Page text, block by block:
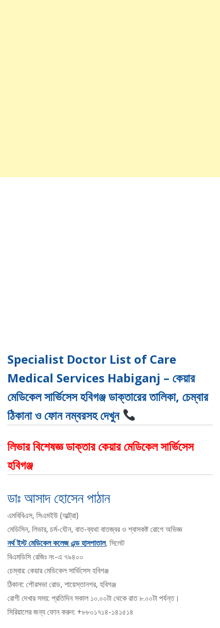
Specialist Doctor List of Care
Medical Services Habiganj – কেয়ার
মেডিকেল সার্ভিসেস হবিগঞ্জ ডাক্তারের তালিকা, চেম্বার
ঠিকানা ও ফোন নম্বরসহ দেখুন
লিভার বিশেষজ্ঞ ডাক্তার কেয়ার মেডিকেল সার্ভিসেস
হবিগঞ্জ
ডাঃ আসাদ হোসেন পাঠান
এমবিবিএস, সিএমইউ (আল্ট্রা)
মেডিসিন, লিভার, চর্ম-যৌন, বাত-ব্যথা বাতজ্বর ও শ্বাসকষ্ট রোগে অভিজ্ঞ
নর্থ ইস্ট মেডিকেল কলেজ এন্ড হাসপাতাল, সিলেট
বিএমডিসি রেজিঃ নং-এ ৭৯৪০০
চেম্বার: কেয়ার মেডিকেল সার্ভিসেস হবিগঞ্জ
ঠিকানা: পৌরসভা রোড, শায়েস্তানগর, হবিগঞ্জ
রোগী দেখার সময়: প্রতিদিন সকাল ১০.০০টা থেকে রাত ৮.০০টা পর্যন্ত।
সিরিয়ালের জন্য ফোন করুন: +৮৮০১৭১৪-১৪১৫১৪